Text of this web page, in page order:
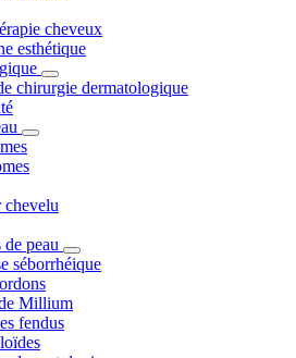
cheveux
esthétique
chirurgie dermatologique
de peau
séborrhéique
Millium
fendus